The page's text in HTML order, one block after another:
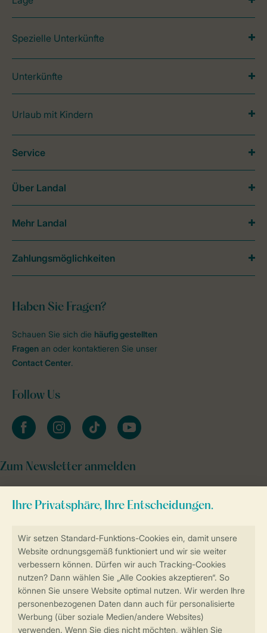
Sicher und schnell zur Online-Buchung
Sichere Datenübertragung
Sicheres Bezahlen
Spezielle Unterkünfte
Unterkünfte
Urlaub mit Kindern
Haben Sie Fragen?
Schauen Sie sich die häufig gestellten
Fragen an oder kontaktieren Sie unser
Contact Center.
Follow Us
facebookinstagramtiktok youtube
Zum Newsletter anmelden
Service
Über Landal
Mehr Landal
Zahlungsmöglichkeiten